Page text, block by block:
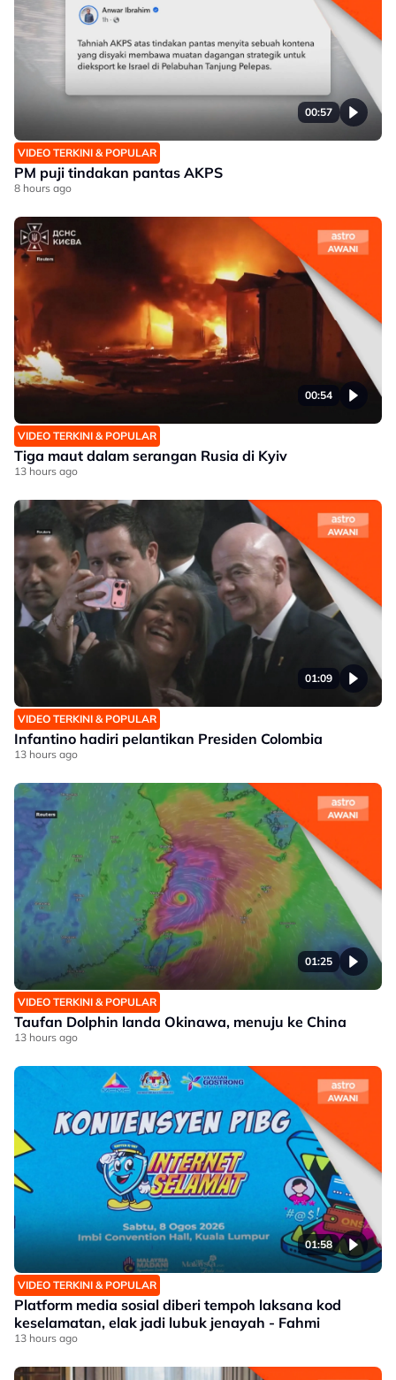
00:57
VIDEO TERKINI & POPULAR
PM puji tindakan pantas AKPS
8 hours ago
00:54
VIDEO TERKINI & POPULAR
Tiga maut dalam serangan Rusia di Kyiv
13 hours ago
01:09
VIDEO TERKINI & POPULAR
Infantino hadiri pelantikan Presiden Colombia
13 hours ago
01:25
VIDEO TERKINI & POPULAR
Taufan Dolphin landa Okinawa, menuju ke China
13 hours ago
01:58
VIDEO TERKINI & POPULAR
Platform media sosial diberi tempoh laksana kod
keselamatan, elak jadi lubuk jenayah - Fahmi
13 hours ago